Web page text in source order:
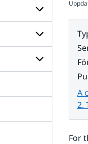
Klimat
Undersidor
för
Data
Undersidor
för
Professionella
tjänster
Undersidor
för
för
A
2.
For